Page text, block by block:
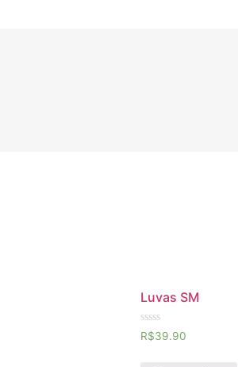
Luvas SM
Avaliação
0
R$39.90